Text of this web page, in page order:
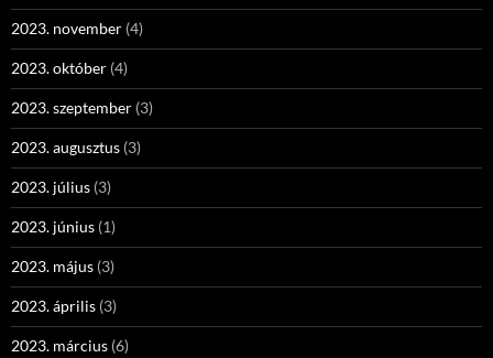
2023. november (4)
2023. október (4)
2023. szeptember (3)
2023. augusztus (3)
2023. július (3)
2023. június (1)
2023. május (3)
2023. április (3)
2023. március (6)